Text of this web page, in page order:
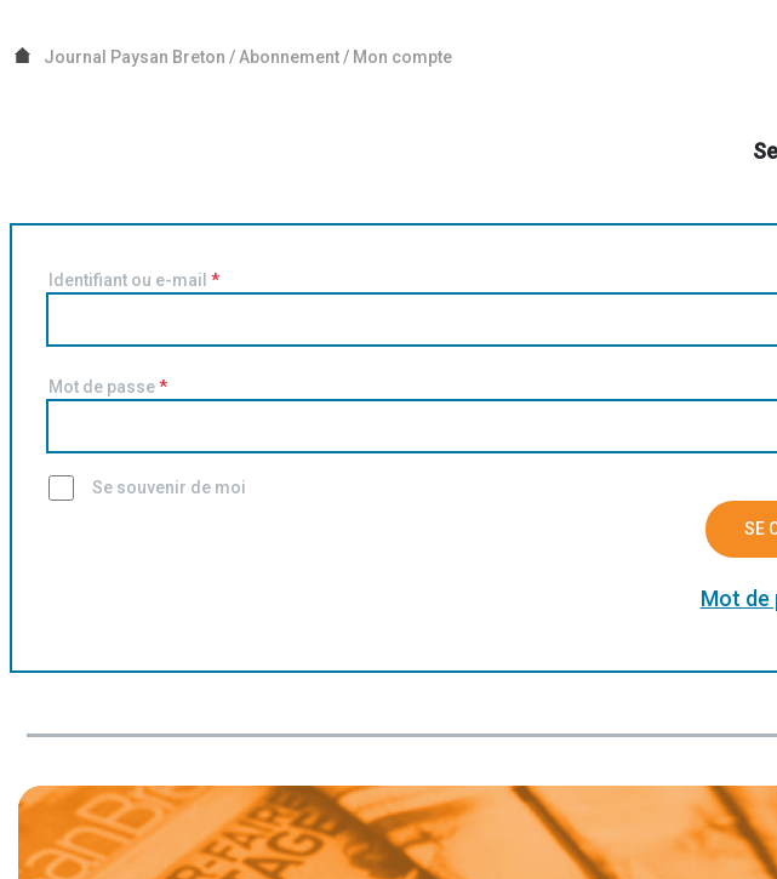
Journal Paysan Breton / Abonnement/ Mon compte
Identifiant ou e-mail*
Mot de passe*
Se souvenir de moi
SE
Mot de